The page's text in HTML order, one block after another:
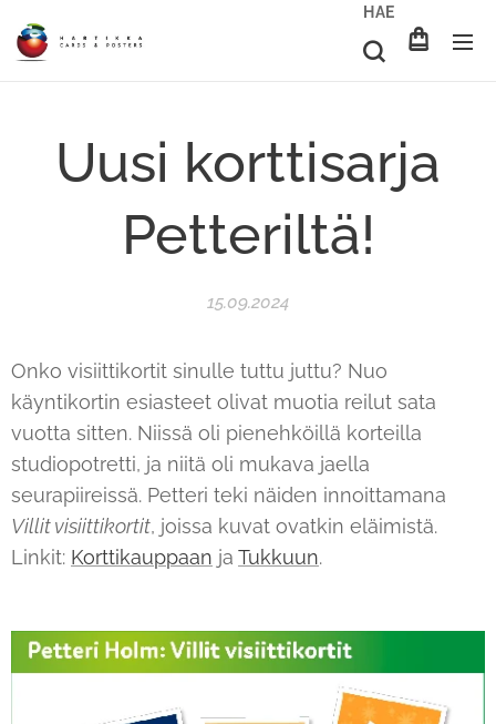
HAE
Uusi korttisarja
Petteriltä!
15.09.2024
Onko visiittikortit sinulle tuttu juttu? Nuo
käyntikortin esiasteet olivat muotia reilut sata
vuotta sitten. Niissä oli pienehköillä korteilla
studiopotretti, ja niitä oli mukava jaella
seurapiireissä. Petteri teki näiden innoittamana
Villit visiittikortit, joissa kuvat ovatkin eläimistä.
Linkit: Korttikauppaan ja Tukkuun.